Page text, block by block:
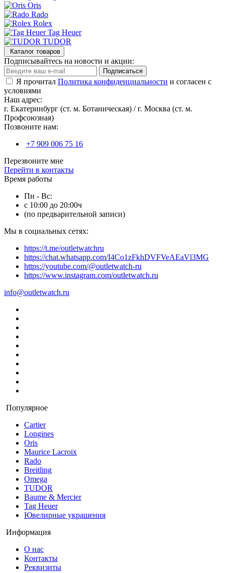
Oris
Rado
Rolex
Tag Heuer
TUDOR
Каталог товаров
Подписывайтесь на новости и акции:
Подписаться
Я прочитал Политика конфиденциальности и согласен с
условиями
Наш адрес:
г. Екатеринбург (ст. м. Ботаническая) / г. Москва (ст. м.
Профсоюзная)
Позвоните нам:
+7 909 006 75 16
Перезвоните мне
Перейти в контакты
Время работы
Пн - Вс:
с 10:00 до 20:00ч
(по предварительной записи)
Мы в социальных сетях:
https://t.me/outletwatchru
https://chat.whatsapp.com/I4Co1zFkhDVFVeAEaVl3MG
https://youtube.com/@outletwatch-ru
https://www.instagram.com/outletwatch.ru
info@outletwatch.ru
Популярное
Cartier
Longines
Oris
Maurice Lacroix
Rado
Breitling
Omega
TUDOR
Baume & Mercier
Tag Heuer
Ювелирные украшения
Информация
О нас
Контакты
Реквизиты